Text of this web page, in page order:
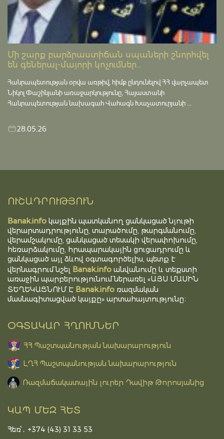
Մի շարք բարձրաստիճան սպաների շնորհվել
են գեներալ-մայորի կոչումներ...
Հանրապետության օրվա առթիվ, հիմք ընդունելով ՀՀ վարչապետ
Նիկոլ Փաշինյանի առաջարկությունը, Հայաստանի
Հանրապետության նախագահ Վահագն Խաչատուրյանի ...
28.05.26
ՈՒՇԱԴՐՈՒԹՅՈՒՆ
Banak.info կայքին պատկանող ցանկացած նյութի
վերարտադրությունը, տարածումը, թարգմանումը,
վերամշակումը, ցանկացած տեսակի վերափոխումը,
հեռարձակումը, հրապարակային ցուցադրումը և
ցանկացած այլ ձևով օգտագործելիս, պետք է
վերնագրում նշել Banak.info անվանումը և տեքստի
առաջին պարբերությունում ներառել «ԱՅՍ ՄԱՍԻՆ
ՏԵՂԵԿԱՑՆՈՒՄ Է Banak.info ռազմական
մասնագիտացված կայքը» արտահայտությունը։
ՕԳՏԱԿԱՐ ՀՂՈՒՄՆԵՐ
ՀՀ Պաշտպանության նախարարություն
ԼՂՀ Պաշտպանության նախարարություն
Ռազմաճակատային լուրեր Դավիթ Թորոսյանից
ԿԱՊ ՄԵԶ ՀԵՏ
Հեռ՝․ +374 (43) 31 33 53